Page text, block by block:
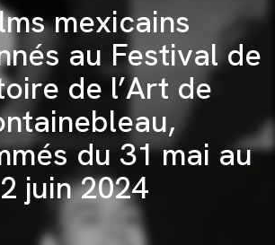
mexicains
au Festival de
de l’Art de
du 31 mai au
2 juin 2024